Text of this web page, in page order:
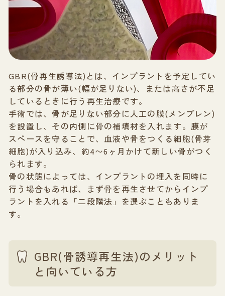
GBR(骨再生誘導法)とは、インプラントを予定してい
る部分の骨が薄い(幅が足りない)、または高さが不足
しているときに行う再生治療です。
手術では、骨が足りない部分に人工の膜(メンブレン)
を設置し、その内側に骨の補填材を入れます。膜が
スペースを守ることで、血液や骨をつくる細胞(骨芽
細胞)が入り込み、約4〜6ヶ月かけて新しい骨がつく
られます。
骨の状態によっては、インプラントの埋入を同時に
行う場合もあれば、まず骨を再生させてからインプ
ラントを入れる「二段階法」を選ぶこともありま
す。
GBR(骨誘導再生法)のメリット
と向いている方